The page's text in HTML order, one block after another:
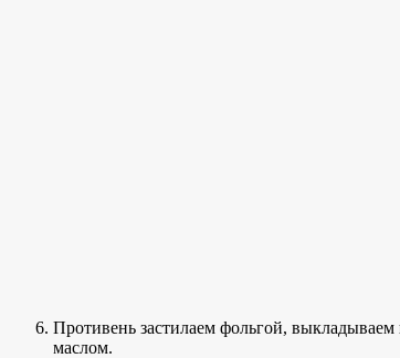
Противень застилаем фольгой,
маслом.